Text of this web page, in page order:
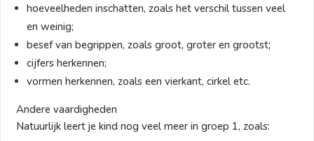
hoeveelheden inschatten, zoals het verschil tussen veel
en weinig;
besef van begrippen, zoals groot, groter en grootst;
cijfers herkennen;
vormen herkennen, zoals een vierkant, cirkel etc.
Andere vaardigheden
Natuurlijk leert je kind nog veel meer in groep 1, zoals: